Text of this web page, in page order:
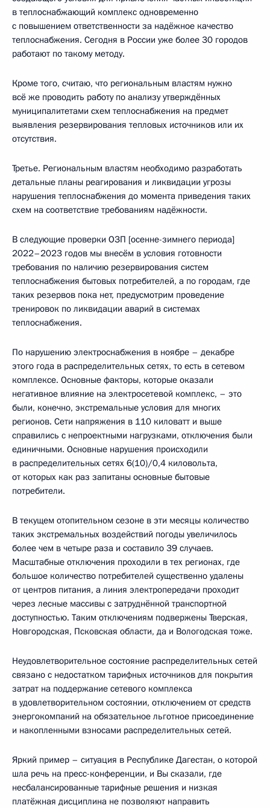
в теплоснабжающий комплекс одновременно
с повышением ответственности за надёжное качество
теплоснабжения. Сегодня в России уже более 30 городов
работают по такому методу.
Кроме того, считаю, что региональным властям нужно
всё же проводить работу по анализу утверждённых
муниципалитетами схем теплоснабжения на предмет
выявления резервирования тепловых источников или их
отсутствия.
Третье. Региональным властям необходимо разработать
детальные планы реагирования и ликвидации угрозы
нарушения теплоснабжения до момента приведения таких
схем на соответствие требованиям надёжности.
В следующие проверки ОЗП [осенне-зимнего периода]
2022–2023 годов мы внесём в условия готовности
требования по наличию резервирования систем
теплоснабжения бытовых потребителей, а по городам, где
таких резервов пока нет, предусмотрим проведение
тренировок по ликвидации аварий в системах
теплоснабжения.
По нарушению электроснабжения в ноябре – декабре
этого года в распределительных сетях, то есть в сетевом
комплексе. Основные факторы, которые оказали
негативное влияние на электросетевой комплекс, – это
были, конечно, экстремальные условия для многих
регионов. Сети напряжения в 110 киловатт и выше
справились с непроектными нагрузками, отключения были
единичными. Основные нарушения происходили
в распределительных сетях 6(10)/0,4 киловольта,
от которых как раз запитаны основные бытовые
потребители.
В текущем отопительном сезоне в эти месяцы количество
таких экстремальных воздействий погоды увеличилось
более чем в четыре раза и составило 39 случаев.
Масштабные отключения проходили в тех регионах, где
большое количество потребителей существенно удалены
от центров питания, а линия электропередачи проходит
через лесные массивы с затруднённой транспортной
доступностью. Таким отключениям подвержены Тверская,
Новгородская, Псковская области, да и Вологодская тоже.
Неудовлетворительное состояние распределительных сетей
связано с недостатком тарифных источников для покрытия
затрат на поддержание сетевого комплекса
в удовлетворительном состоянии, отключением от средств
энергокомпаний на обязательное льготное присоединение
и накопленными взносами распределительных сетей.
Яркий пример – ситуация в Республике Дагестан, о которой
шла речь на пресс-конференции, и Вы сказали, где
несбалансированные тарифные решения и низкая
платёжная дисциплина не позволяют направить